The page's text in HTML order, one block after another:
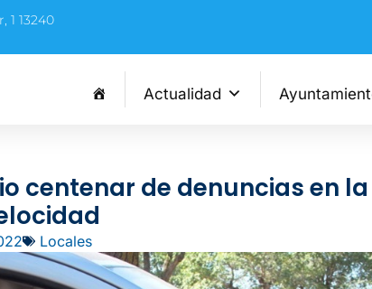
1 13240
Actualidad
centenar de denuncias en
Locales